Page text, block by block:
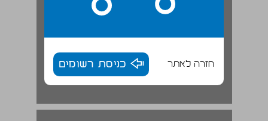
חזרה לאתר כניסת רשומים
האוכלוסייה היהודית בערב ... 27